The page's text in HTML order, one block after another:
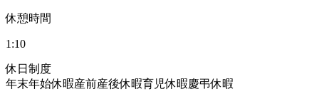
休憩時間
1:10
休日制度
年末年始休暇産前産後休暇育児休暇慶弔休暇